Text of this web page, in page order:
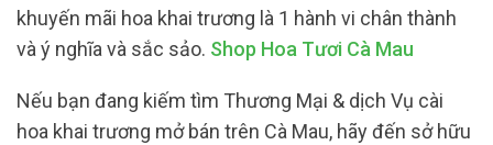
khuyến mãi hoa khai trương là 1 hành vi chân thành
và ý nghĩa và sắc sảo. Shop Hoa Tươi Cà Mau
Nếu bạn đang kiếm tìm Thương Mại & dịch Vụ cài
hoa khai trương mở bán trên Cà Mau, hãy đến sở hữu